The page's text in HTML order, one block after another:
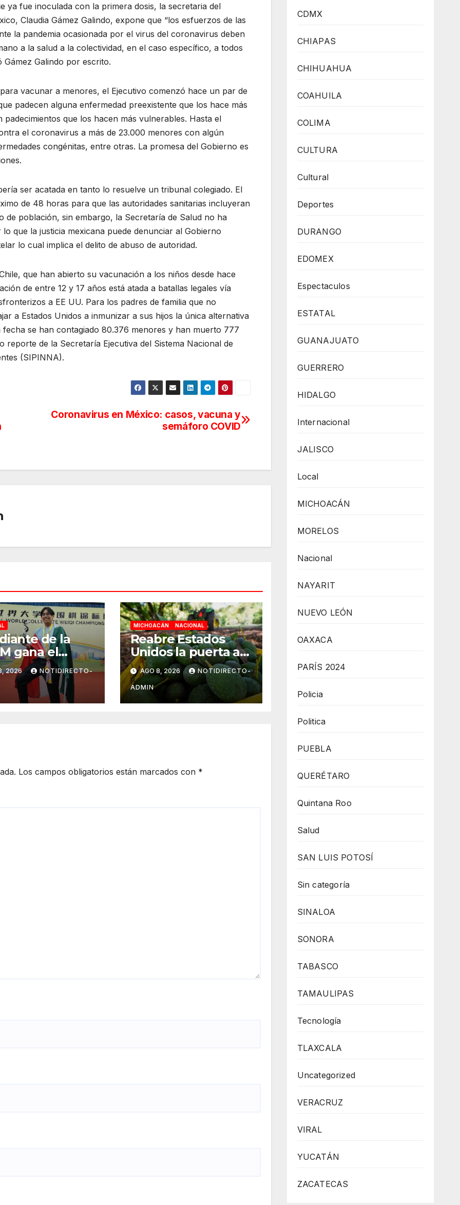
ya fue inoculada con la primera dosis, la secretaria del
Claudia Gámez Galindo, expone que “los esfuerzos de las
la pandemia ocasionada por el virus del coronavirus deben
a la salud a la colectividad, en el caso específico, a todos
Gámez Galindo por escrito.
vacunar a menores, el Ejecutivo comenzó hace un par de
padecen alguna enfermedad preexistente que los hace más
que los hacen más vulnerables. Hasta el
el coronavirus a más de 23.000 menores con algún
congénitas, entre otras. La promesa del Gobierno es
ser acatada en tanto lo resuelve un tribunal colegiado. El
de 48 horas para que las autoridades sanitarias incluyeran
de población, sin embargo, la Secretaría de Salud no ha
que la justicia mexicana puede denunciar al Gobierno
lo cual implica el delito de abuso de autoridad.
que han abierto su vacunación a los niños desde hace
de entre 12 y 17 años está atada a batallas legales vía
a EE UU. Para los padres de familia que no
a Estados Unidos a inmunizar a sus hijos la única alternativa
se han contagiado 80.376 menores y han muerto 777
reporte de la Secretaría Ejecutiva del Sistema Nacional de
(SIPINNA).
Coronavirus en México: casos, vacuna y
semáforo COVID
de la
gana el
de Go
2026 NOTIDIRECTO-
MICHOACÁN NACIONAL
Reabre Estados
Unidos la puerta a
aguacate
michoacano de
forma “gradual”
AGO 8, 2026 NOTIDIRECTO-
ADMIN
Los campos obligatorios están marcados con *
CDMX
CHIAPAS
CHIHUAHUA
COAHUILA
COLIMA
CULTURA
Cultural
Deportes
DURANGO
EDOMEX
Espectaculos
ESTATAL
GUANAJUATO
GUERRERO
HIDALGO
Internacional
JALISCO
Local
MICHOACÁN
MORELOS
Nacional
NAYARIT
NUEVO LEÓN
OAXACA
PARÍS 2024
Policia
Politica
PUEBLA
QUERÉTARO
Quintana Roo
Salud
SAN LUIS POTOSÍ
Sin categoría
SINALOA
SONORA
TABASCO
TAMAULIPAS
Tecnología
TLAXCALA
Uncategorized
VERACRUZ
VIRAL
YUCATÁN
ZACATECAS